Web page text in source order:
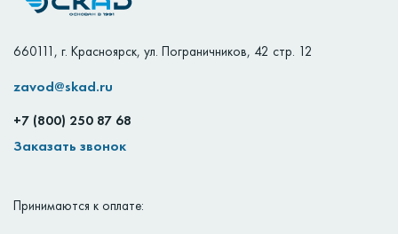
660111 , г. Красноярск, ул. Пограничников, 42 стр. 12
zavod@skad.ru
+7 (800) 250 87 68
Заказать звонок
Принимаются к оплате: